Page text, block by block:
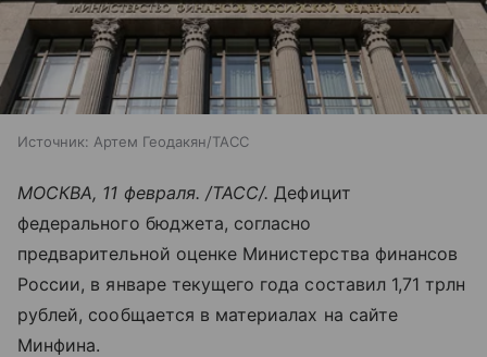
Источник: Артем Геодакян/ТАСС
МОСКВА, 11 февраля. /ТАСС/. Дефицит
федерального бюджета, согласно
предварительной оценке Министерства финансов
России, в январе текущего года составил 1,71 трлн
рублей, сообщается в материалах на сайте
Минфина.